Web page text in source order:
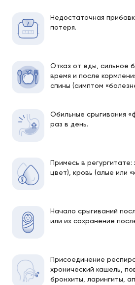
Недостаточная
потеря.
Отказ от еды, сильное
время и после
спины (симптом
Обильные срыгивания
раз в день.
Примесь в
цвет), кровь (алые или
Начало срыгиваний
или их сохранение
Присоединение
хронический кашель,
бронхиты, ларингиты,